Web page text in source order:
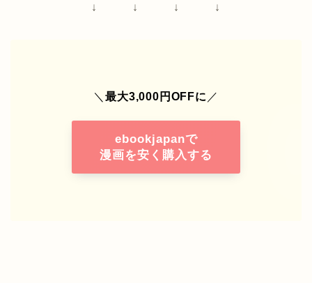
↓ ↓ ↓ ↓
＼最大3,000円OFFに ／
ebookjapanで
漫画を安く購入する